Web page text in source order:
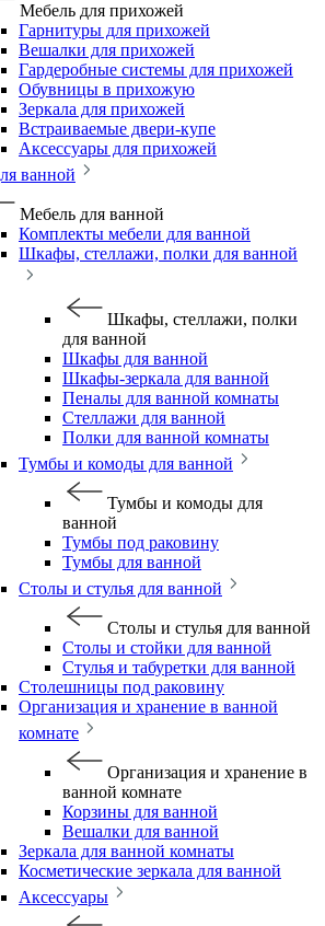
Мебель для прихожей
Гарнитуры для прихожей
Вешалки для прихожей
Гардеробные системы для прихожей
Обувницы в прихожую
Зеркала для прихожей
Встраиваемые двери-купе
Аксессуары для прихожей
ванной
Мебель для ванной
Комплекты мебели для ванной
Шкафы, стеллажи, полки для ванной
Шкафы, стеллажи, полки
для ванной
Шкафы для ванной
Шкафы-зеркала для ванной
Пеналы для ванной комнаты
Стеллажи для ванной
Полки для ванной комнаты
Тумбы и комоды для ванной
Тумбы и комоды для
ванной
Тумбы под раковину
Тумбы для ванной
Столы и стулья для ванной
Столы и стулья для ванной
Столы и стойки для ванной
Стулья и табуретки для ванной
Столешницы под раковину
Организация и хранение в ванной
комнате
Организация и хранение в
ванной комнате
Корзины для ванной
Вешалки для ванной
Зеркала для ванной комнаты
Косметические зеркала для ванной
Аксессуары